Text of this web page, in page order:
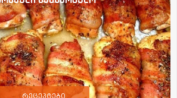
რეცეპტები